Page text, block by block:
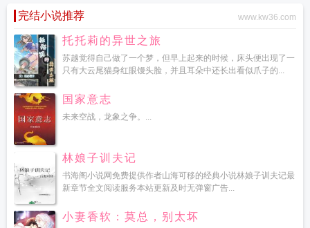
完结小说推荐 www.kw36.com
托托莉的异世之旅
苏越觉得自己做了一个梦，但早上起来的时候，床头便出现了一
只有大云尾猫身红眼馒头脸，并且耳朵中还长出看似爪子的...
国家意志
未来空战，龙象之争。...
林娘子训夫记
书海阁小说网免费提供作者山海可移的经典小说林娘子训夫记最
新章节全文阅读服务本站更新及时无弹窗广告...
小妻香软：莫总，别太坏